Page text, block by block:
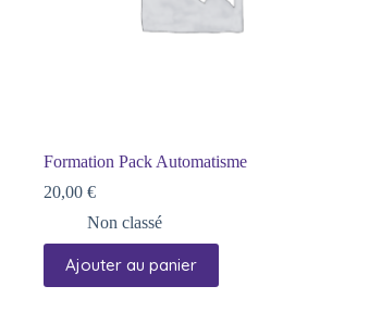
Formation Pack Automatisme
20,00 €
Non classé
Ajouter au panier